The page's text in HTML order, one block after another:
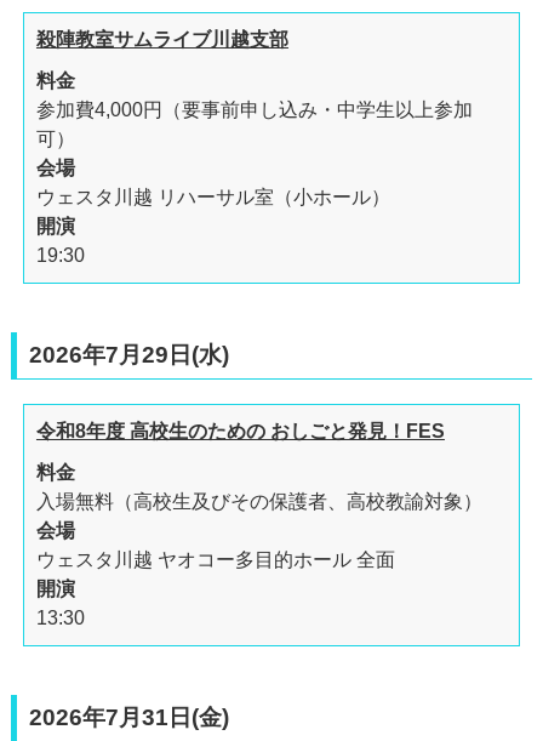
殺陣教室サムライブ川越支部
料金
参加費4,000円（要事前申し込み・中学生以上参加
可）
会場
ウェスタ川越 リハーサル室（小ホール）
開演
19:30
2026年7月29日(水)
令和8年度 高校生のための おしごと発見！FES
料金
入場無料（高校生及びその保護者、高校教諭対象）
会場
ウェスタ川越 ヤオコー多目的ホール 全面
開演
13:30
2026年7月31日(金)